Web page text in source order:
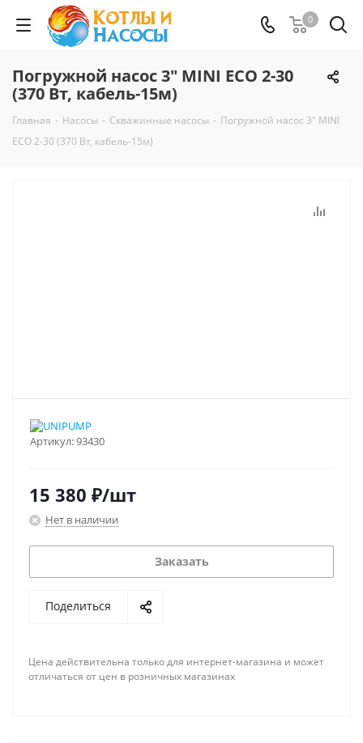
0
Погружной насос 3" MINI ECO 2-30
(370 Вт, кабель-15м)
Главная - Насосы - Скважинные насосы - Погружной насос 3" MINI
ECO 2-30 (370 Вт, кабель-15м)
Артикул:93430
15 380 ₽/шт
Нет в наличии
Заказать
Поделиться
Цена действительна только для интернет-магазина и может
отличаться от цен в розничных магазинах